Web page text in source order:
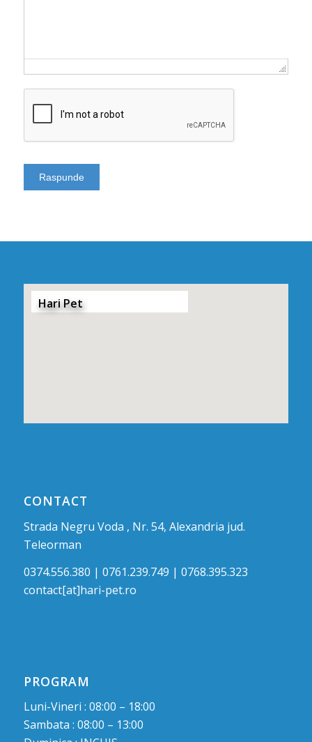
Hari Pet
CONTACT
Strada Negru Voda , Nr. 54, Alexandria jud.
Teleorman
0374.556.380 | 0761.239.749 | 0768.395.323
contact[at]hari-pet.ro
PROGRAM
Luni-Vineri : 08:00 – 18:00
Sambata : 08:00 – 13:00